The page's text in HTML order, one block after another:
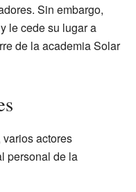
Sin embargo,
le cede su lugar a
de la academia Solar
actores
personal de la